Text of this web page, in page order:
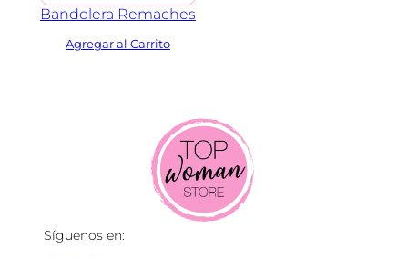
Bandolera Remaches
Síguenos en: